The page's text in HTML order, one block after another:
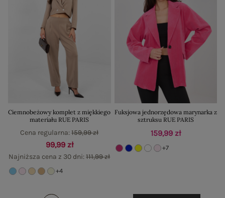
Ciemnobeżowy komplet z miękkiego
materiału RUE PARIS
99,99 zł
Najniższa cena z 30 dni:111,99 zł
Cena regularna:159,99 zł
+4
Fuksjowa jednorzędowa marynarka z
sztruksu RUE PARIS
159,99 zł
+7